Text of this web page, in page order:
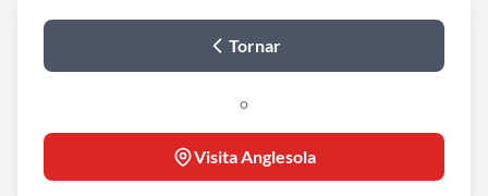
Tornar
o
Visita Anglesola